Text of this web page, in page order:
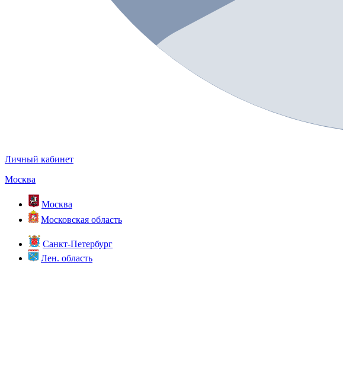
Личный кабинет
Москва
Москва
Московская область
Санкт-Петербург
Лен. область